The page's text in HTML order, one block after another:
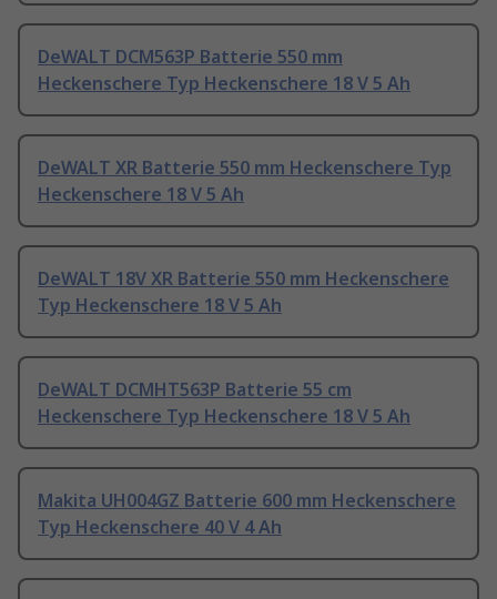
DeWALT DCM563P Batterie 550 mm
Heckenschere Typ Heckenschere 18 V 5 Ah
DeWALT XR Batterie 550 mm Heckenschere Typ
Heckenschere 18 V 5 Ah
DeWALT 18V XR Batterie 550 mm Heckenschere
Typ Heckenschere 18 V 5 Ah
DeWALT DCMHT563P Batterie 55 cm
Heckenschere Typ Heckenschere 18 V 5 Ah
Makita UH004GZ Batterie 600 mm Heckenschere
Typ Heckenschere 40 V 4 Ah